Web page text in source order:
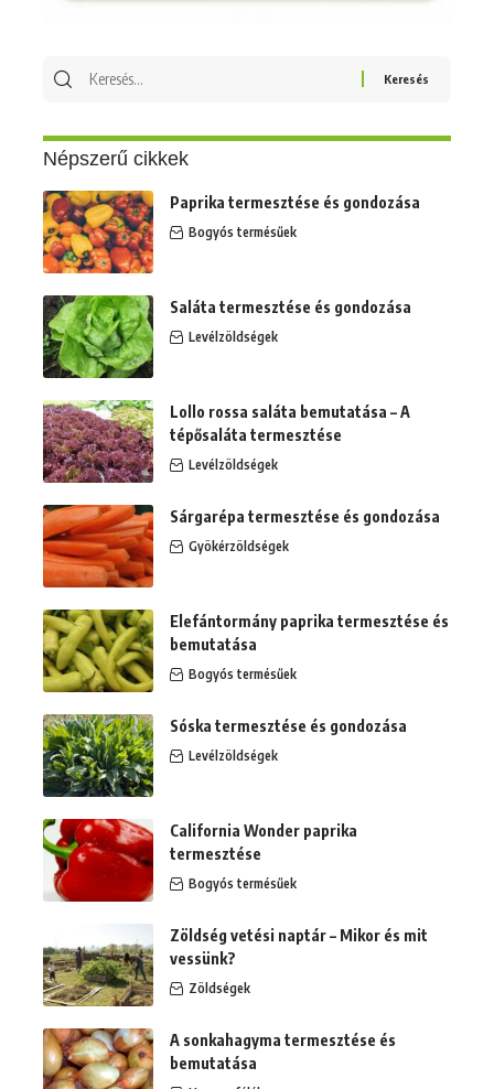
Keresés
Népszerű cikkek
Paprika termesztése és gondozása
Bogyós termésűek
Saláta termesztése és gondozása
Levélzöldségek
Lollo rossa saláta bemutatása – A
tépősaláta termesztése
Levélzöldségek
Sárgarépa termesztése és gondozása
Gyökérzöldségek
Elefántormány paprika termesztése és
bemutatása
Bogyós termésűek
Sóska termesztése és gondozása
Levélzöldségek
California Wonder paprika
termesztése
Bogyós termésűek
Zöldség vetési naptár – Mikor és mit
vessünk?
Zöldségek
A sonkahagyma termesztése és
bemutatása